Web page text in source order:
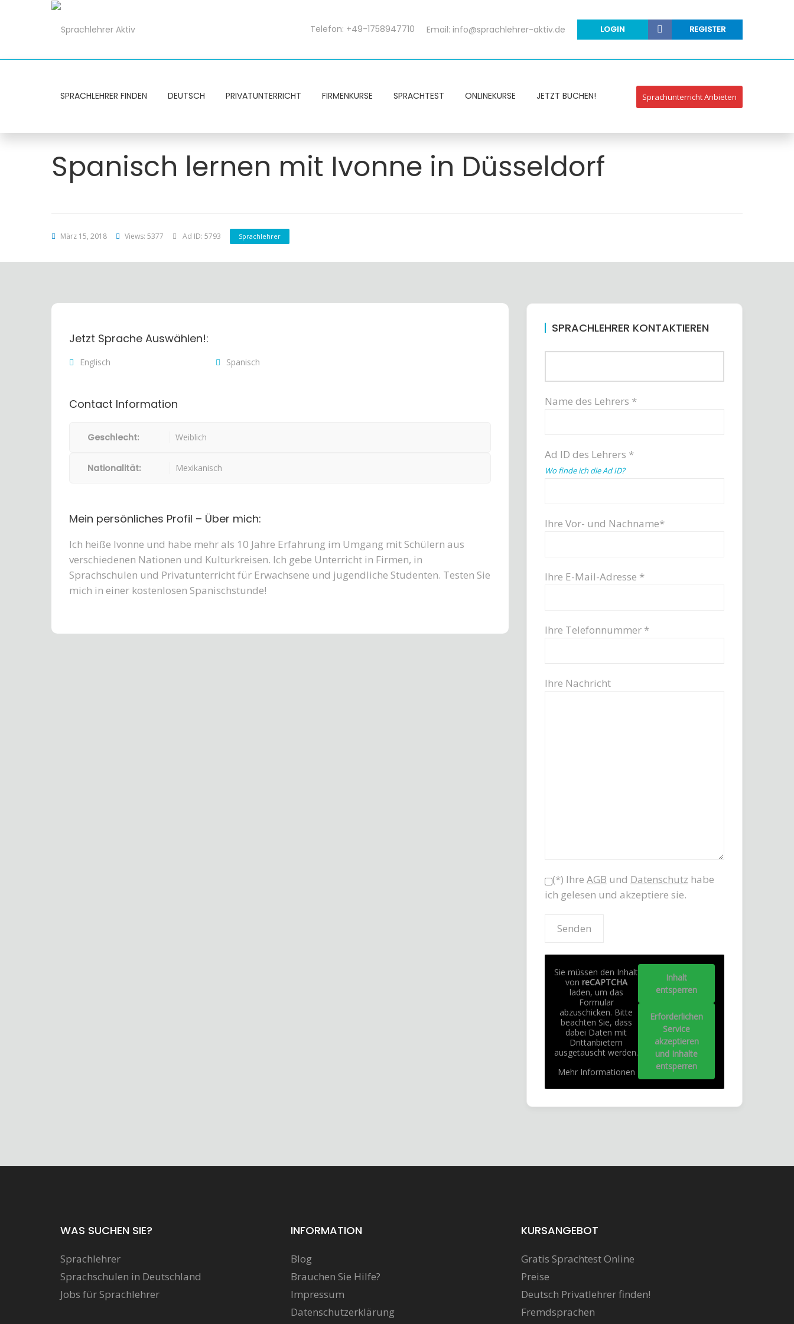
LOGIN REGISTER
Telefon: +49-1758947710 Email: info@sprachlehrer-aktiv.de
SPRACHLEHRER FINDEN DEUTSCH PRIVATUNTERRICHT FIRMENKURSE SPRACHTEST ONLINEKURSE JETZT BUCHEN! Sprachunterricht Anbieten
Spanisch lernen mit Ivonne in Düsseldorf
März 15, 2018 Views: 5377 Ad ID: 5793 Sprachlehrer
Jetzt Sprache Auswählen!:
Englisch Spanisch
Contact Information
Geschlecht: Weiblich
Nationalität: Mexikanisch
Mein persönliches Profil – Über mich:
Ich heiße Ivonne und habe mehr als 10 Jahre Erfahrung im Umgang mit Schülern aus
verschiedenen Nationen und Kulturkreisen. Ich gebe Unterricht in Firmen, in
Sprachschulen und Privatunterricht für Erwachsene und jugendliche Studenten. Testen Sie
mich in einer kostenlosen Spanischstunde!
SPRACHLEHRER KONTAKTIEREN
Name des Lehrers *
Ad ID des Lehrers *
Wo finde ich die Ad ID?
Ihre Vor- und Nachname*
Ihre E-Mail-Adresse *
Ihre Telefonnummer *
Ihre Nachricht
(*) Ihre AGB und Datenschutz habe
ich gelesen und akzeptiere sie.
Sie müssen den Inhalt
von reCAPTCHA
laden, um das
Formular
abzuschicken. Bitte
beachten Sie, dass
dabei Daten mit
Drittanbietern
ausgetauscht werden.
Mehr Informationen
Inhalt
entsperren
Erforderlichen
Service
akzeptieren
und Inhalte
entsperren
WAS SUCHEN SIE?
Sprachlehrer
Sprachschulen in Deutschland
Jobs für Sprachlehrer
INFORMATION
Blog
Brauchen Sie Hilfe?
Impressum
Datenschutzerklärung
KURSANGEBOT
Gratis Sprachtest Online
Preise
Deutsch Privatlehrer finden!
Fremdsprachen